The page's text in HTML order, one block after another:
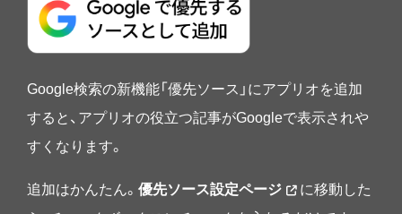
Google検索の新機能「優先ソース」にアプリオを追加
すると、アプリオの役立つ記事がGoogleで表示されや
すくなります。
追加はかんたん。 優先ソース設定ページ
に移動した